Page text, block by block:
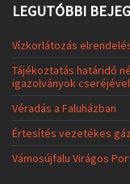
LEGUTÓBBI
Vízkorlátozás
Tájékoztatás határidő
igazolványok
Véradás a Faluházban
Értesítés vezetékes
Vámosújfalu Virágos